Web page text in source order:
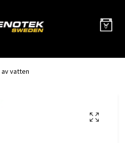
0
vatten